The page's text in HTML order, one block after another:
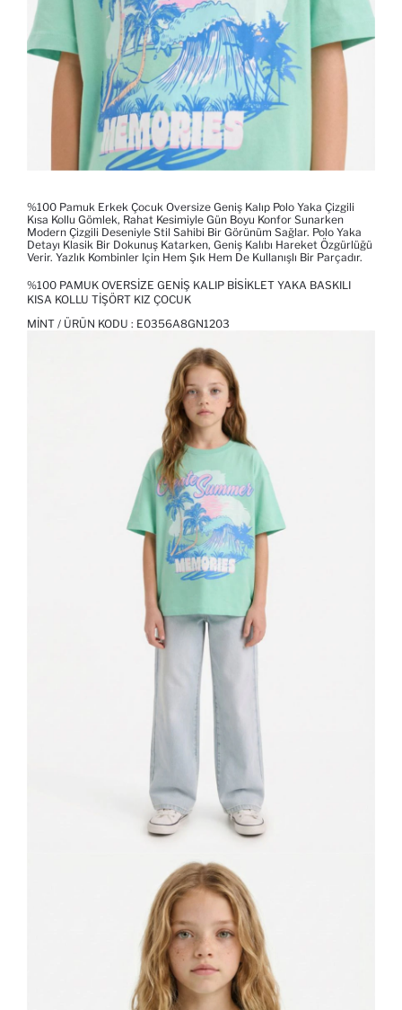
%100 Pamuk Erkek Çocuk Oversize Geniş Kalıp Polo Yaka Çizgili
Kısa Kollu Gömlek, Rahat Kesimiyle Gün Boyu Konfor Sunarken
Modern Çizgili Deseniyle Stil Sahibi Bir Görünüm Sağlar. Polo Yaka
Detayı Klasik Bir Dokunuş Katarken, Geniş Kalıbı Hareket Özgürlüğü
Verir. Yazlık Kombinler Için Hem Şık Hem De Kullanışlı Bir Parçadır.
%100 PAMUK OVERSIZE GENIŞ KALIP BISIKLET YAKA BASKILI
KISA KOLLU TIŞÖRT KIZ ÇOCUK
MINT / ÜRÜN KODU : E0356A8GN1203